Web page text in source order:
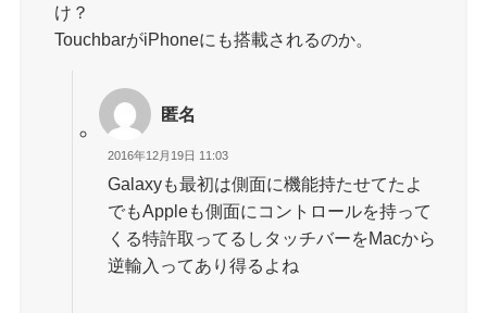
け？
TouchbarがiPhoneにも搭載されるのか。
匿名
2016年12月19日 11:03
Galaxyも最初は側面に機能持たせてたよ
でもAppleも側面にコントロールを持って
くる特許取ってるしタッチバーをMacから
逆輸入ってあり得るよね